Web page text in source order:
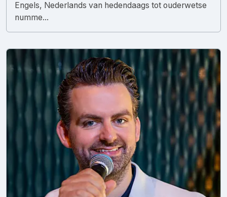
Engels, Nederlands van hedendaags tot ouderwetse
numme...